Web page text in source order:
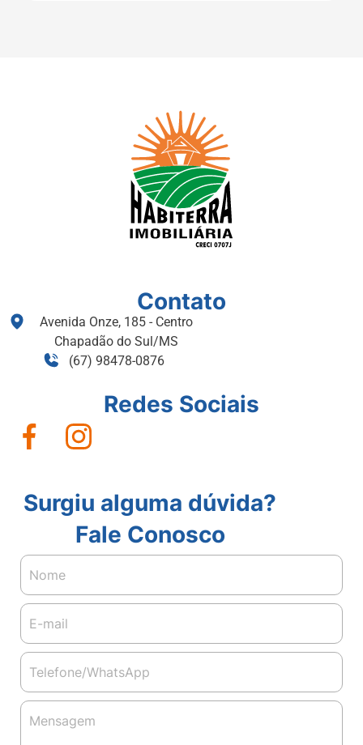
Contato
Avenida Onze, 185 - Centro
Chapadão do Sul/MS
(67) 98478-0876
Redes Sociais
Surgiu alguma dúvida?
Fale Conosco